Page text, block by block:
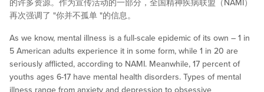
的许多资源。作为宣传活动的一部分，全国精神疾病联盟（NAMI）
再次强调了 "你并不孤单 "的信息。
As we know, mental illness is a full-scale epidemic of its own – 1 in
5 American adults experience it in some form, while 1 in 20 are
seriously afflicted, according to NAMI. Meanwhile, 17 percent of
youths ages 6-17 have mental health disorders. Types of mental
illness range from anxiety and depression to obsessive